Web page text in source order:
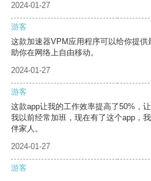
2024-01-27
游客
这款加速器VPM应用程序可以给你提
助你在网络上自由移动。
2024-01-27
游客
这款app让我的工作效率提高了50%，
我以前经常加班，现在有了这个app，
伴家人。
2024-01-27
游客